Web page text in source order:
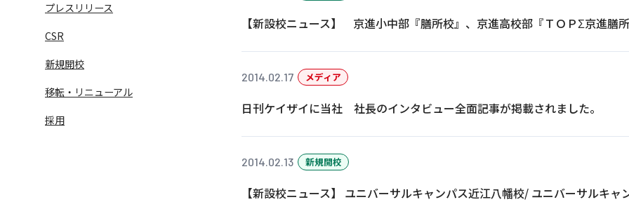
ライフキャリアサービス一覧へ 育児・暮らしサ
プレスリリース
CSR
新規開校
移転・リニューアル
採用
【新設校ニュース】 京進小中部『膳所校』、京進高校部『ＴＯＰΣ京進膳
2014.02.17 メディア
日刊ケイザイに当社 社長のインタビュー全面記事が掲載されました。
2014.02.13 新規開校
【新設校ニュース】 ユニバーサルキャンパス近江八幡校/ ユニバーサルキャ